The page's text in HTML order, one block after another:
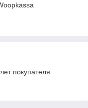
покупателя